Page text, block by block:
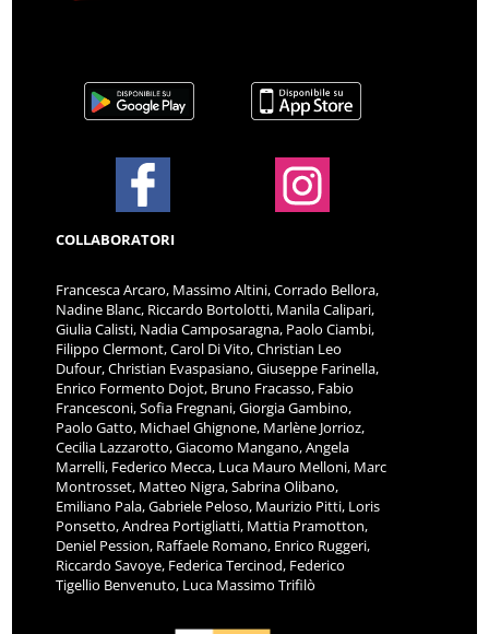
COLLABORATORI
Francesca Arcaro, Massimo Altini, Corrado Bellora,
Nadine Blanc, Riccardo Bortolotti, Manila Calipari,
Giulia Calisti, Nadia Camposaragna, Paolo Ciambi,
Filippo Clermont, Carol Di Vito, Christian Leo
Dufour, Christian Evaspasiano, Giuseppe Farinella,
Enrico Formento Dojot, Bruno Fracasso, Fabio
Francesconi, Sofia Fregnani, Giorgia Gambino,
Paolo Gatto, Michael Ghignone, Marlène Jorrioz,
Cecilia Lazzarotto, Giacomo Mangano, Angela
Marrelli, Federico Mecca, Luca Mauro Melloni, Marc
Montrosset, Matteo Nigra, Sabrina Olibano,
Emiliano Pala, Gabriele Peloso, Maurizio Pitti, Loris
Ponsetto, Andrea Portigliatti, Mattia Pramotton,
Deniel Pession, Raffaele Romano, Enrico Ruggeri,
Riccardo Savoye, Federica Tercinod, Federico
Tigellio Benvenuto, Luca Massimo Trifilò